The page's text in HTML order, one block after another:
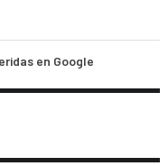
en Google